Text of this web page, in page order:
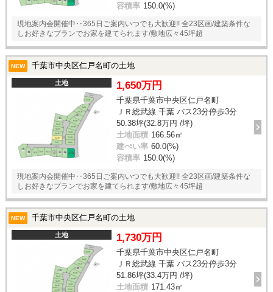
容積率 150.0(%)
現地案内会開催中‥365日ご案内いつでも大歓迎!! 全23区画/建築条件な
しお好きなプランでお家を建てられます/敷地広々45坪超
NEW 千葉市中央区仁戸名町の土地
土地 1,650万円
千葉県千葉市中央区仁戸名町
ＪＲ総武線 千葉 バス23分停歩3分
50.38坪(32.8万円 /坪)
土地面積 166.56㎡
建ぺい率 60.0(%)
容積率 150.0(%)
現地案内会開催中‥365日ご案内いつでも大歓迎!! 全23区画/建築条件な
しお好きなプランでお家を建てられます/敷地広々45坪超
NEW 千葉市中央区仁戸名町の土地
土地 1,730万円
千葉県千葉市中央区仁戸名町
ＪＲ総武線 千葉 バス23分停歩3分
51.86坪(33.4万円 /坪)
土地面積 171.43㎡